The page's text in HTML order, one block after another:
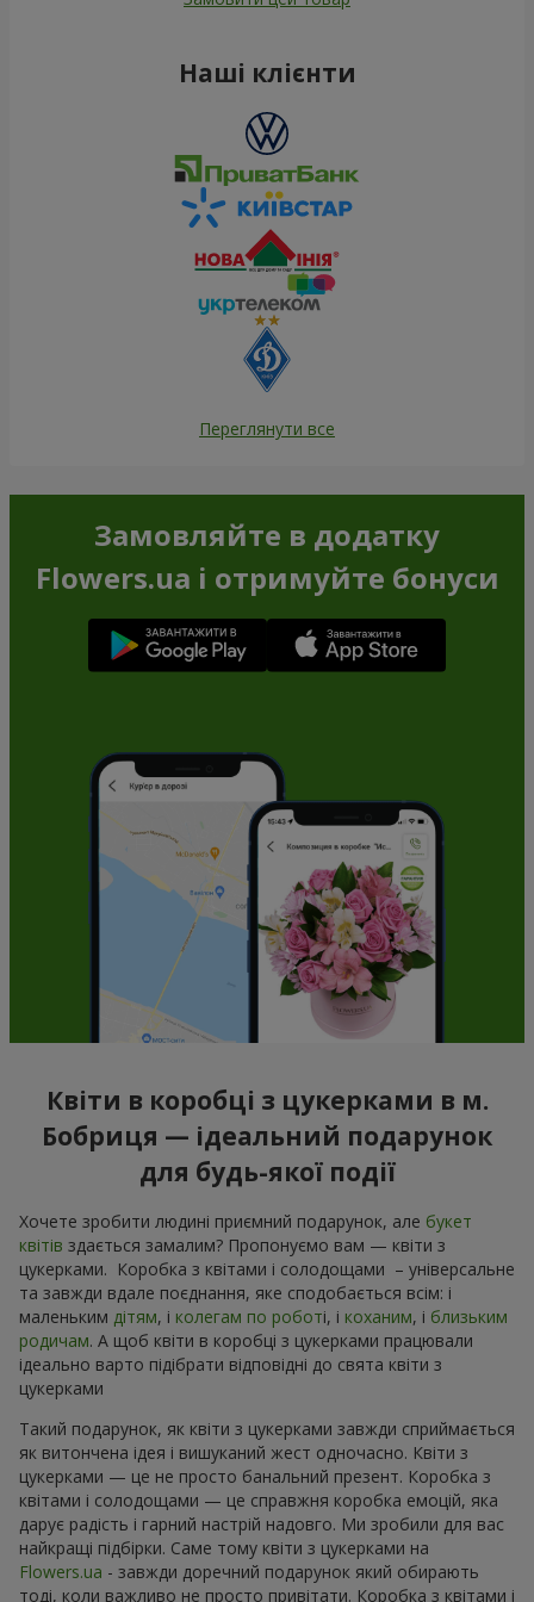
Наші клієнти
Переглянути все
Замовляйте в додатку
Flowers.ua і отримуйте бонуси
Квіти в коробці з цукерками в м.
Бобриця — ідеальний подарунок
для будь-якої події
Хочете зробити людині приємний подарунок, але букет
квітів здається замалим? Пропонуємо вам — квіти з
цукерками. Коробка з квітами і солодощами – універсальне
та завжди вдале поєднання, яке сподобається всім: і
маленьким дітям, і колегам по роботі, і коханим, і близьким
родичам. А щоб квіти в коробці з цукерками працювали
ідеально варто підібрати відповідні до свята квіти з
цукерками
Такий подарунок, як квіти з цукерками завжди сприймається
як витончена ідея і вишуканий жест одночасно. Квіти з
цукерками — це не просто банальний презент. Коробка з
квітами і солодощами — це справжня коробка емоцій, яка
дарує радість і гарний настрій надовго. Ми зробили для вас
найкращі підбірки. Саме тому квіти з цукерками на
Flowers.ua - завжди доречний подарунок який обирають
тоді, коли важливо не просто привітати. Коробка з квітами і